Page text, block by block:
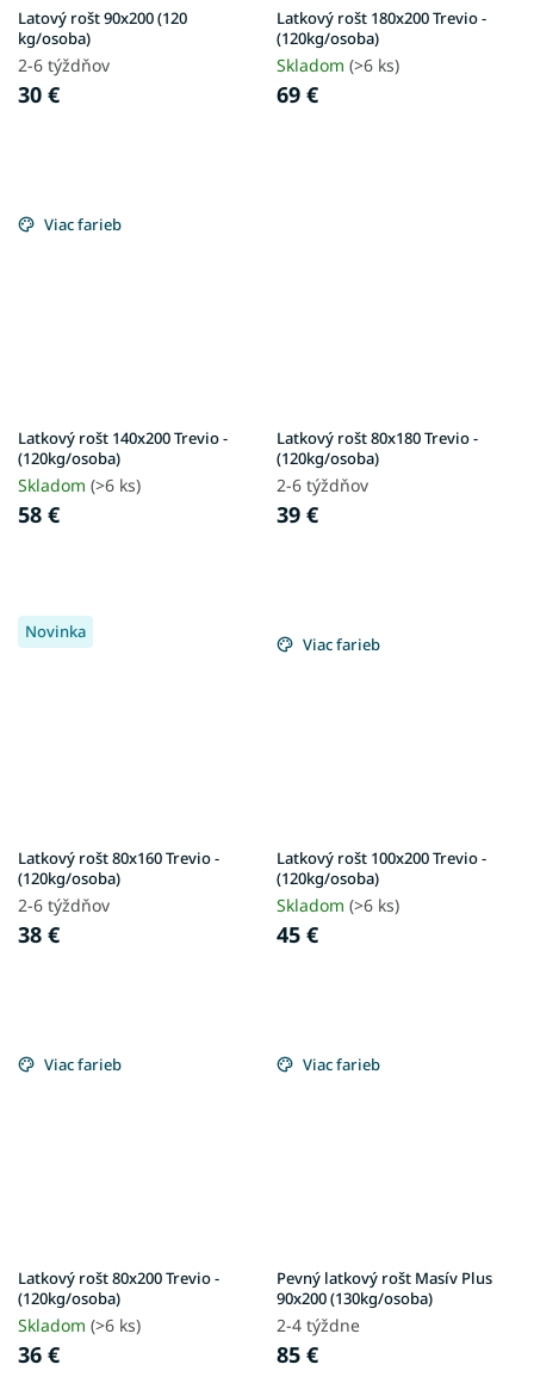
Latový rošt 90x200 (120
kg/osoba)
2-6 týždňov
30 €
Latkový rošt 180x200 Trevio -
(120kg/osoba)
Skladom (>6 ks)
69 €
Viac farieb
Latkový rošt 140x200 Trevio -
(120kg/osoba)
Skladom (>6 ks)
58 €
Latkový rošt 80x180 Trevio -
(120kg/osoba)
2-6 týždňov
39 €
Novinka
Latkový rošt 80x160 Trevio -
(120kg/osoba)
2-6 týždňov
38 €
Viac farieb
Latkový rošt 100x200 Trevio -
(120kg/osoba)
Skladom (>6 ks)
45 €
Viac farieb
Latkový rošt 80x200 Trevio -
(120kg/osoba)
Skladom (>6 ks)
36 €
Viac farieb
Pevný latkový rošt Masív Plus
90x200 (130kg/osoba)
2-4 týždne
85 €